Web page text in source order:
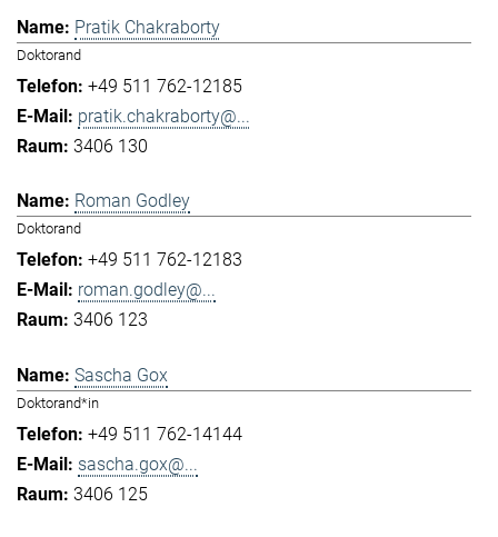
Pratik Chakraborty
Doktorand
+49 511 762-12185
pratik.chakraborty@...
3406 130
Roman Godley
Doktorand
+49 511 762-12183
roman.godley@...
3406 123
Sascha Gox
Doktorand*in
+49 511 762-14144
sascha.gox@...
3406 125